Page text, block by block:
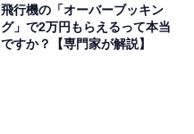
飛行機の「オーバーブッキン
グ」で2万円もらえるって本当
ですか？【専門家が解説】